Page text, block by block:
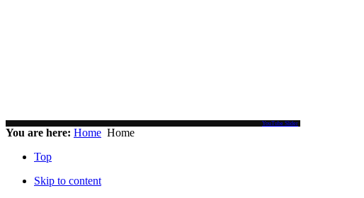
YouTube Slider
You are here: Home Home
Top
Skip to content